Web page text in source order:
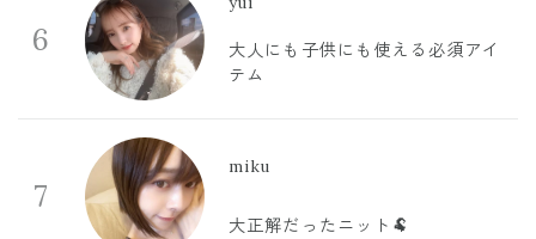
6
大人にも子供にも使える必須アイ
テム
7
miku
大正解だったニット🐏